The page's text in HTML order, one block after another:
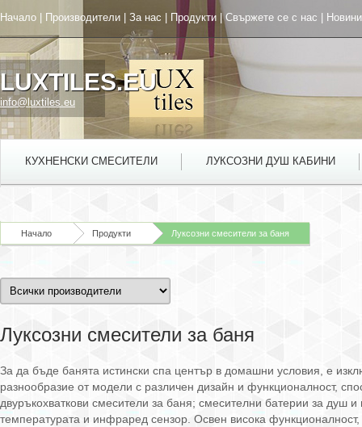
Начало Производители За нас Продукти |Свържете се с нас Новини
LUXTILES.EU
info@luxtiles.eu
КУХНЕНСКИ СМЕСИТЕЛИ ЛУКСОЗНИ ДУШ КАБИНИ
Начало Продукти Луксозни смесители за баня
Луксозни смесители за баня
За да бъде банята истински спа център в домашни условия, е
разнообразие от модели с различен дизайн и функционалност,
двуръкохваткови смесители за баня; смесителни батерии за душ
температурата и инфраред сензор. Освен висока